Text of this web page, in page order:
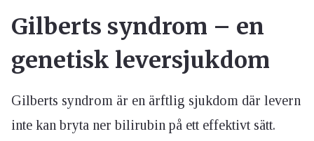
Gilberts syndrom – en
genetisk leversjukdom
Gilberts syndrom är en ärftlig sjukdom där levern
inte kan bryta ner bilirubin på ett effektivt sätt.